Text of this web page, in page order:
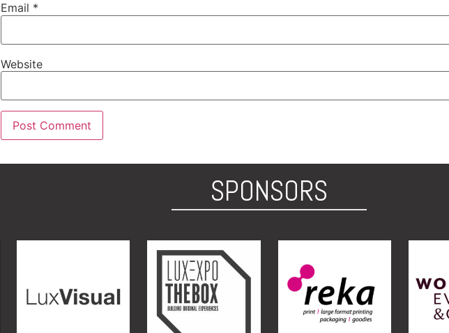
Email *
Website
SPONSORS